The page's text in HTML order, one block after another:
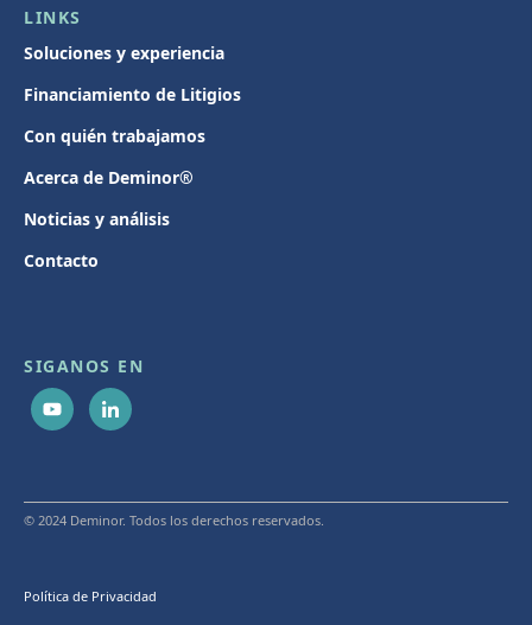
LINKS
Soluciones y experiencia
Financiamiento de Litigios
Con quién trabajamos
Acerca de Deminor®
Noticias y análisis
Contacto
SIGANOS EN
© 2024 Deminor. Todos los derechos reservados.
Política de Privacidad